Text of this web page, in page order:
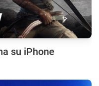
su iPhone